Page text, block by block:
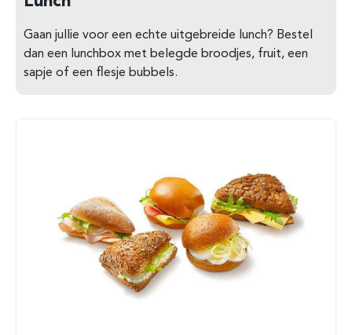
Gaan jullie voor een echte uitgebreide lunch? Bestel
dan een lunchbox met belegde broodjes, fruit, een
sapje of een flesje bubbels.